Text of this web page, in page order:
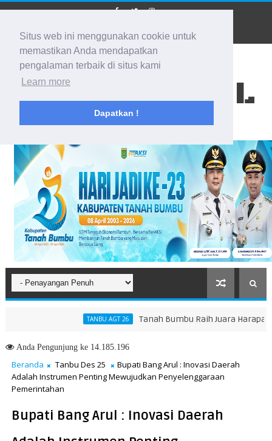
Situs web ini menggunakan cookie untuk
memastikan Anda mendapatkan
pengalaman terbaik di situs kami
Learn more
Dapatkan !
BIDIK KALSEL
Membidik Ke Segala Arah
TANBU AGT 26 Tanah Bumbu Raih Juara Harapan 2
AndaPengunjung ke 14.185.196
Beranda Tanbu Des 25
Bupati Bang Arul : Inovasi Daerah
Adalah Instrumen Penting Mewujudkan Penyelenggaraan
Pemerintahan
Bupati Bang Arul : Inovasi Daerah